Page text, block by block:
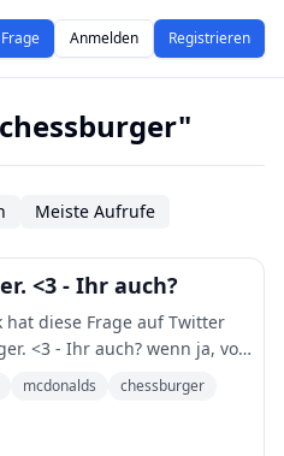
Frage Anmelden Registrieren
Meiste Aufrufe
<3 - Ihr auch?
diese Frage auf Twitter
<3 - Ihr auch? wenn ja, vom
frage essen
mcdonalds
chessburger